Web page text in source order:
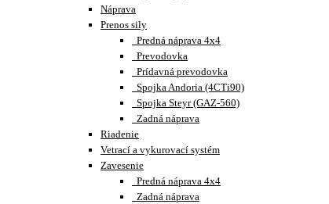
Náprava
Prenos sily
Predná náprava 4x4
Prevodovka
Prídavná prevodovka
Spojka Andoria (4CTi90)
Spojka Steyr (GAZ-560)
Zadná náprava
Riadenie
Vetrací a vykurovací systém
Zavesenie
Predná náprava 4x4
Zadná náprava